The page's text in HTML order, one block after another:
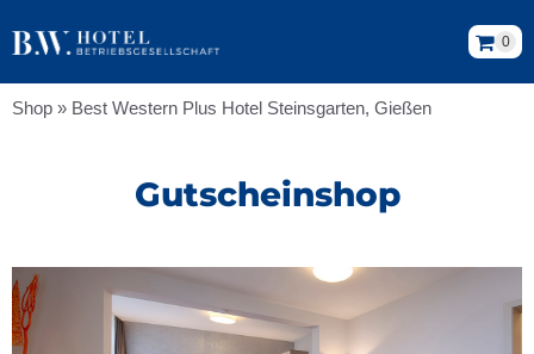
0
Shop » Best Western Plus Hotel Steinsgarten, Gießen
Gutscheinshop